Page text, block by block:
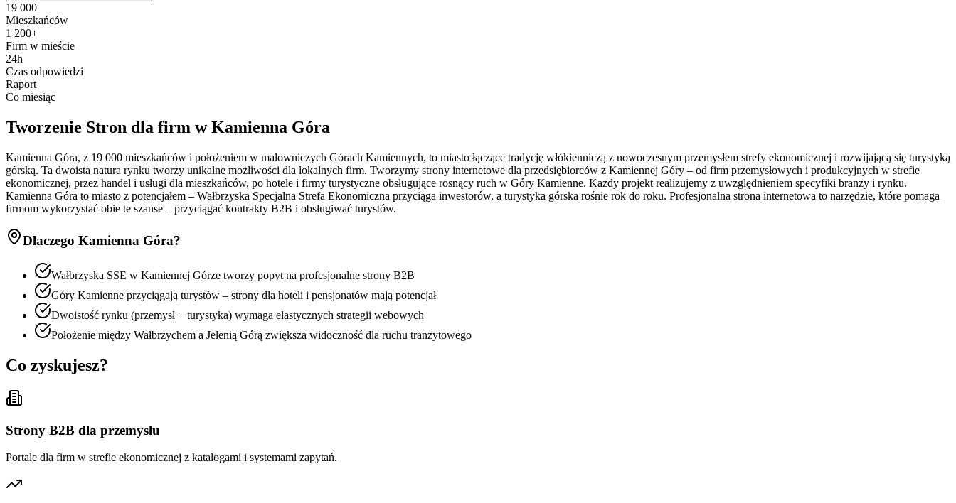
19 000
Mieszkańców
1 200+
Firm w mieście
24h
Czas odpowiedzi
Raport
Co miesiąc
Tworzenie Stron dla firm wKamienna Góra
Kamienna Góra, z 19 000 mieszkańców i położeniem w malowniczych Górach Kamiennych, to miasto łączące tradycję włókienniczą z nowoczesnym przemysłem strefy ekonomicznej i rozwijającą się turystyką
górską. Ta dwoista natura rynku tworzy unikalne możliwości dla lokalnych firm. Tworzymy strony internetowe dla przedsiębiorców z Kamiennej Góry – od firm przemysłowych i produkcyjnych w strefie
ekonomicznej, przez handel i usługi dla mieszkańców, po hotele i firmy turystyczne obsługujące rosnący ruch w Góry Kamienne. Każdy projekt realizujemy z uwzględnieniem specyfiki branży i rynku.
Kamienna Góra to miasto z potencjałem – Wałbrzyska Specjalna Strefa Ekonomiczna przyciąga inwestorów, a turystyka górska rośnie rok do roku. Profesjonalna strona internetowa to narzędzie, które pomaga
firmom wykorzystać obie te szanse – przyciągać kontrakty B2B i obsługiwać turystów.
Dlaczego Kamienna Góra?
Wałbrzyska SSE w Kamiennej Górze tworzy popyt na profesjonalne strony B2B
Góry Kamienne przyciągają turystów – strony dla hoteli i pensjonatów mają potencjał
Dwoistość rynku (przemysł + turystyka) wymaga elastycznych strategii webowych
Położenie między Wałbrzychem a Jelenią Górą zwiększa widoczność dla ruchu tranzytowego
Co zyskujesz?
Strony B2B dla przemysłu
Portale dla firm w strefie ekonomicznej z katalogami i systemami zapytań.